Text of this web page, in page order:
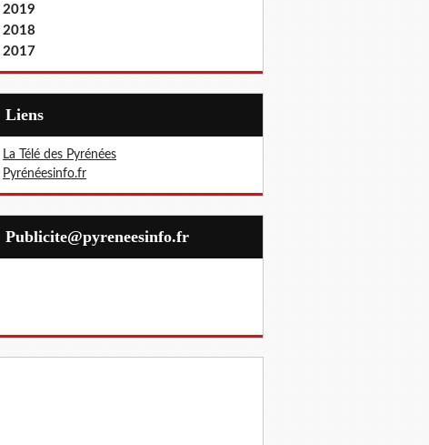
2019
2018
2017
Liens
La Télé des Pyrénées
Pyrénéesinfo.fr
publicite@pyreneesinfo.fr